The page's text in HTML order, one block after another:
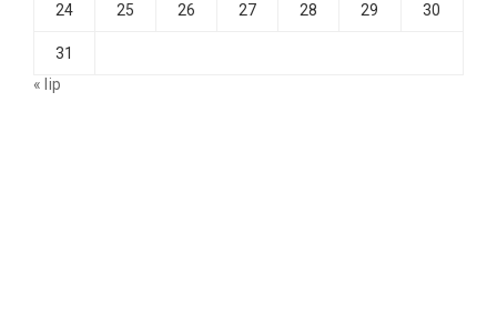
24 25 26 27 28 29 30
31
« lip